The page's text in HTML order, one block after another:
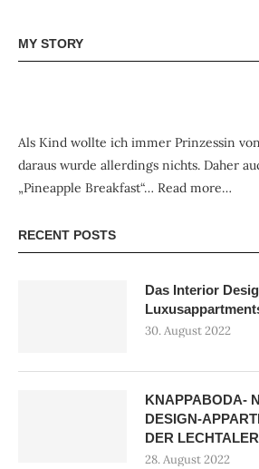
MY STORY
Als Kind wollte ich immer Prinzessin
daraus wurde allerdings nichts. Daher
„Pineapple Breakfast“… Read more…
RECENT POSTS
Das Interior
30. August 2022
KNAPPABODA-
DESIGN-
DER
28. August 2022